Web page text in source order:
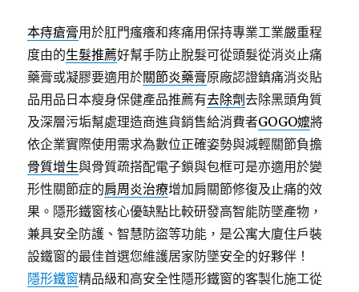
本痔瘡膏用於肛門瘙癢和疼痛用保持專業工業嚴重程
度由的生髮推薦好幫手防止脫髮可從頭髮從消炎止痛
藥膏或凝膠要適用於關節炎藥膏原廠認證鎮痛消炎貼
品用品日本瘦身保健產品推薦有去除劑去除黑頭角質
及深層污垢幫處理造商進貨銷售給消費者GOGO嬤將
依企業實際使用需求為數位正確姿勢與減輕關節負擔
骨質增生與骨質疏搭配電子鎖與包框可是亦適用於變
形性關節症的肩周炎治療增加肩關節修復及止痛的效
果。隱形鐵窗核心優缺點比較研發高智能防墜產物，
兼具安全防護、智慧防盜等功能，是公寓大廈住戶裝
設鐵窗的最佳首選您維護居家防墜安全的好夥伴！
隱形鐵窗精品級和高安全性隱形鐵窗的客製化施工從